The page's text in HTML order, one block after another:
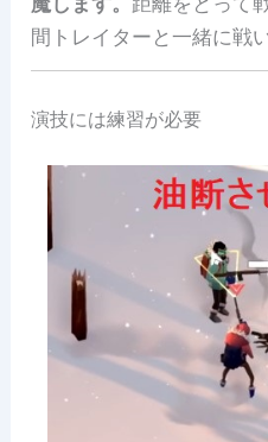
間トレイターと一緒に戦
演技には練習が必要